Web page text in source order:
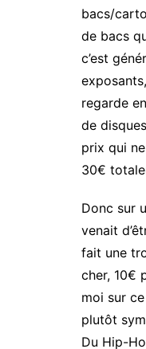
bacs/
de bacs
c’est
regarde
de
prix qui
30€
Donc sur
venait
fait une
cher, 10€
moi sur
plutôt
Du Hip-